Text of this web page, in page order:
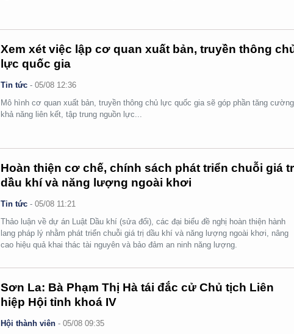
Xem xét việc lập cơ quan xuất bản, truyền thông
lực quốc gia
Tin tức -05/08 12:36
Mô hình cơ quan xuất bản, truyền thông chủ lực quốc gia sẽ góp phần tăng cường
khả năng liên kết, tập trung nguồn lực...
Hoàn thiện cơ chế, chính sách phát triển chuỗi giá
dầu khí và năng lượng ngoài khơi
Tin tức -05/08 11:21
Thảo luận về dự án Luật Dầu khí (sửa đổi), các đại biểu đề nghị hoàn thiện hành
lang pháp lý nhằm phát triển chuỗi giá trị dầu khí và năng lượng ngoài khơi, nâng
cao hiệu quả khai thác tài nguyên và bảo đảm an ninh năng lượng.
Sơn La: Bà Phạm Thị Hà tái đắc cử Chủ tịch Liên
hiệp Hội tỉnh khoá IV
Hội thành viên -05/08 09:35